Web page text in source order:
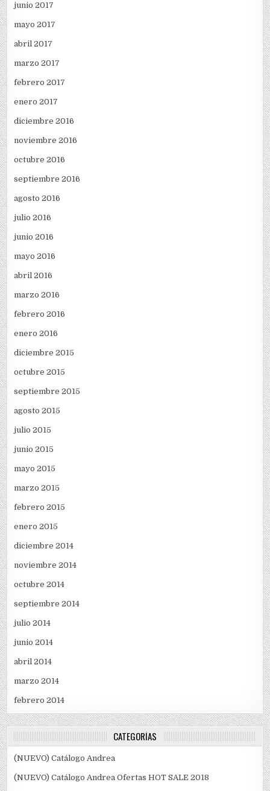
junio 2017
mayo 2017
abril 2017
marzo 2017
febrero 2017
enero 2017
diciembre 2016
noviembre 2016
octubre 2016
septiembre 2016
agosto 2016
julio 2016
junio 2016
mayo 2016
abril 2016
marzo 2016
febrero 2016
enero 2016
diciembre 2015
octubre 2015
septiembre 2015
agosto 2015
julio 2015
junio 2015
mayo 2015
marzo 2015
febrero 2015
enero 2015
diciembre 2014
noviembre 2014
octubre 2014
septiembre 2014
julio 2014
junio 2014
abril 2014
marzo 2014
febrero 2014
CATEGORÍAS
(NUEVO) Catálogo Andrea
(NUEVO) Catálogo Andrea Ofertas HOT SALE 2018